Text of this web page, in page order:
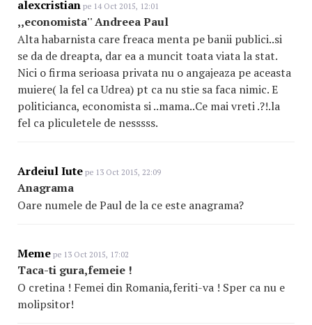
alexcristian pe 14 Oct 2015, 12:01
,,economista'' Andreea Paul
Alta habarnista care freaca menta pe banii publici..si
se da de dreapta, dar ea a muncit toata viata la stat.
Nici o firma serioasa privata nu o angajeaza pe aceasta
muiere( la fel ca Udrea) pt ca nu stie sa faca nimic. E
politicianca, economista si ..mama..Ce mai vreti .?!.la
fel ca pliculetele de nesssss.
Ardeiul Iute pe 13 Oct 2015, 22:09
Anagrama
Oare numele de Paul de la ce este anagrama?
Meme pe 13 Oct 2015, 17:02
Taca-ti gura,femeie !
O cretina ! Femei din Romania,feriti-va ! Sper ca nu e
molipsitor!